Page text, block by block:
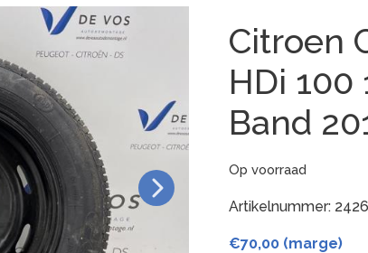
Citroen
HDi 100
Band
Op voorraad
Artikelnummer:
€70,00 (marge)